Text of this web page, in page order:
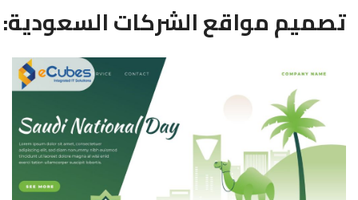
تصميم مواقع الشركات السعودية: